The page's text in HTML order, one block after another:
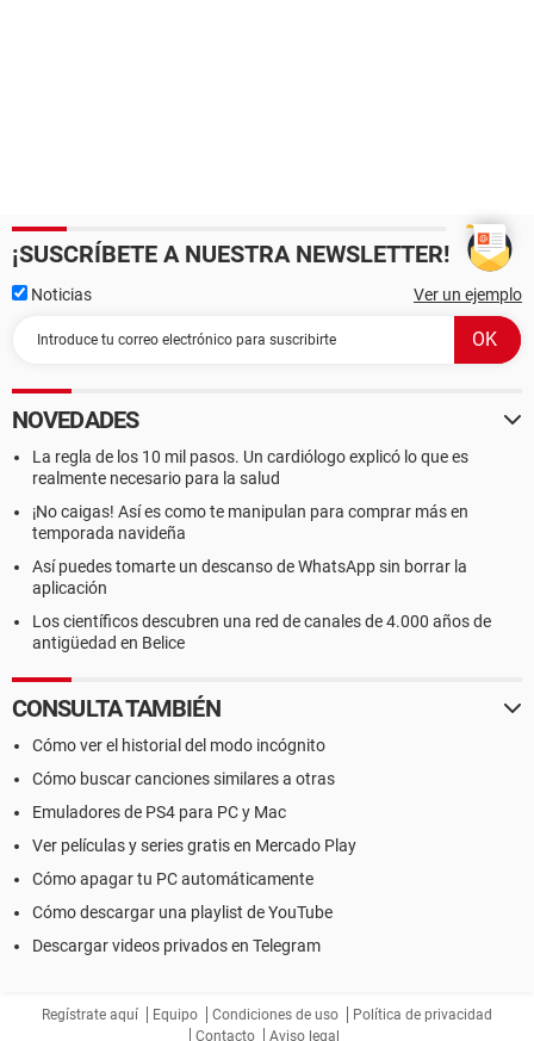
¡SUSCRÍBETE A NUESTRA NEWSLETTER!
Noticias Ver un ejemplo
NOVEDADES
La regla de los 10 mil pasos. Un cardiólogo explicó lo que es
realmente necesario para la salud
¡No caigas! Así es como te manipulan para comprar más en
temporada navideña
Así puedes tomarte un descanso de WhatsApp sin borrar la
aplicación
Los científicos descubren una red de canales de 4.000 años de
antigüedad en Belice
CONSULTA TAMBIÉN
Cómo ver el historial del modo incógnito
Cómo buscar canciones similares a otras
Emuladores de PS4 para PC y Mac
Ver películas y series gratis en Mercado Play
Cómo apagar tu PC automáticamente
Cómo descargar una playlist de YouTube
Descargar videos privados en Telegram
Regístrate aquí Equipo Condiciones de uso
Política de privacidad
Contacto
Aviso legal